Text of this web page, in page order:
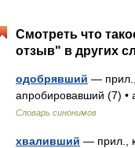
Смотреть что
отзыв" в других
одобрявший — прил.,
апробировавший (7) •
Словарь синонимов
хваливший — прил.,